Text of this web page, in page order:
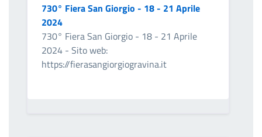
730° Fiera San Giorgio - 18 - 21 Aprile
2024
730° Fiera San Giorgio - 18 - 21 Aprile
2024 - Sito web:
https://fierasangiorgiogravina.it